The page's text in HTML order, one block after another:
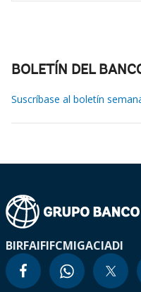
BOLETÍN DEL
Suscríbase al boletín
BIRFAIFIFCMIGACIADI